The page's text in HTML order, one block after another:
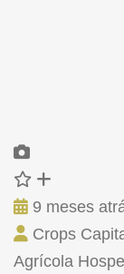
9 meses
Crops
Agrícola